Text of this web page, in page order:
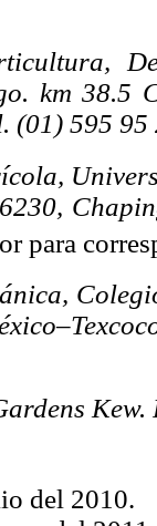
km 38.5
(01) 595
para
del 2010.